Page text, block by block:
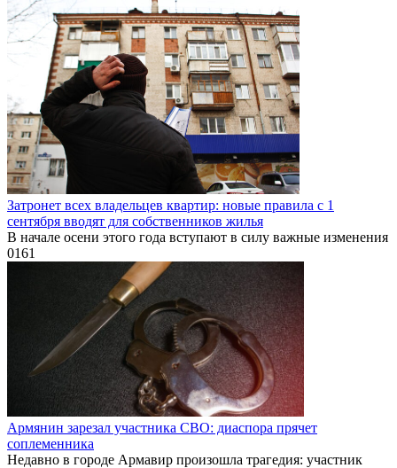
Затронет всех владельцев квартир: новые правила с 1
сентября вводят для собственников жилья
В начале осени этого года вступают в силу важные изменения
0161
Армянин зарезал участника СВО: диаспора прячет
соплеменника
Недавно в городе Армавир произошла трагедия: участник